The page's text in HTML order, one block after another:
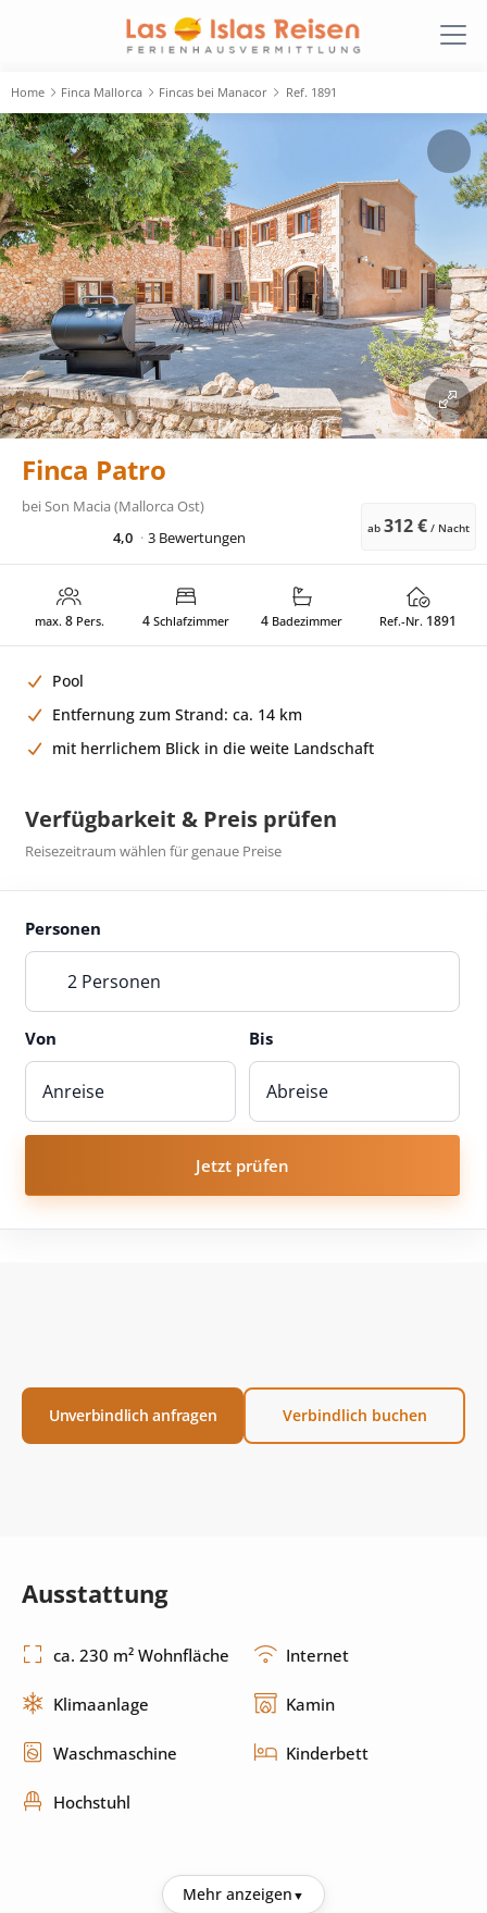
Home Finca Mallorca Fincas bei Manacor Ref. 1891
Finca Patro
beiSon Macia (Mallorca Ost)
4,0
3 Bewertungen ab 312 € / Nacht
max. 8Pers. 4Schlafzimmer 4 Badezimmer Ref.-Nr. 1891
Pool
Entfernung zum Strand: ca. 14 km
mit herrlichem Blick in die weite Landschaft
Verfügbarkeit & Preis prüfen
Reisezeitraum wählen für genaue Preise
Personen
2 Personen
Von Bis
Jetzt prüfen
Unverbindlich anfragen Verbindlich buchen
Ausstattung
ca. 230 m² Wohnfläche Internet
Klimaanlage Kamin
Waschmaschine Kinderbett
Hochstuhl
Mehr anzeigen